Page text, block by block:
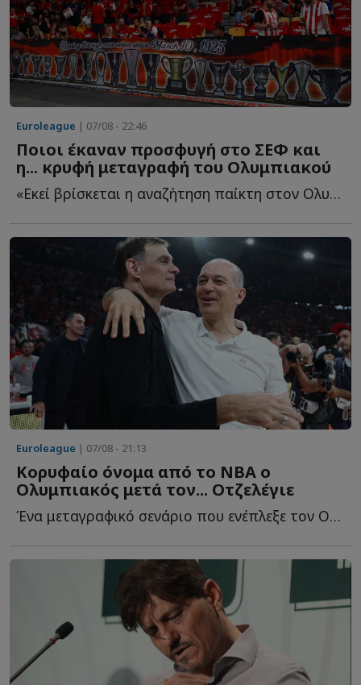
Euroleague | 07/08 - 22:46
Ποιοι έκαναν προσφυγή στο ΣΕΦ και
η... κρυφή μεταγραφή του Ολυμπιακού
«Εκεί βρίσκεται η αναζήτηση παίκτη στον Ολυμπιακό - ...
Euroleague | 07/08 - 21:13
Κορυφαίο όνομα από το NBA ο
Ολυμπιακός μετά τον... Οτζελέγιε
Ένα μεταγραφικό σενάριο που ενέπλεξε τον Ολυμπιακό κ...